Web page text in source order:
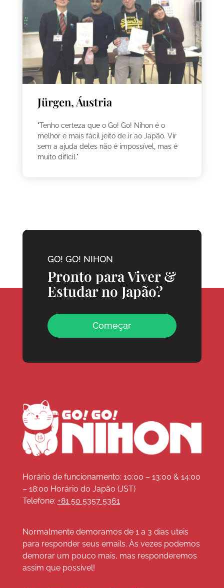
Jürgen, Áustria
"Tenho certeza que o Go! Go! Nihon é o
melhor e mais fácil jeito de ir ao Japão. Vir
sem a ajuda deles não é impossível, mas é
muito difícil."
GO! GO! NIHON
Pronto para Viver &
Estudar no Japão?
Começar
Horário de funcionamento: 10:00 – 13:00 & 14:00
– 18:00 Horário do Japão (JST)
Telefone: +81 50 5357 5361
Normalmente demoramos de 1 a 3 dias uteis
para responder seus emails. Às vezes podemos
demorar um pouco mais, mas responderemos
assim que possível!